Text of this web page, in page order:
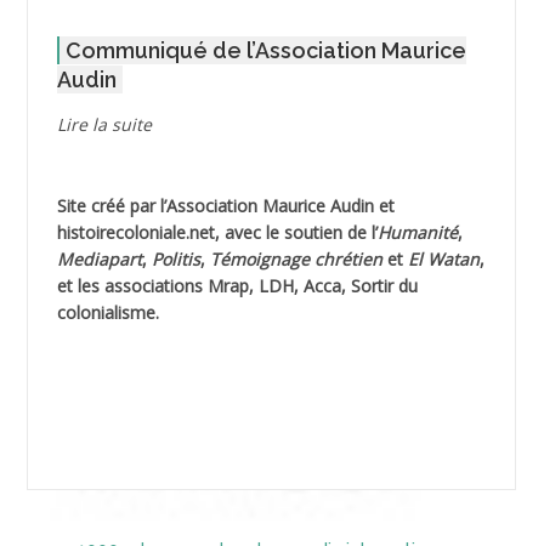
AGOULMINE
AHLOUCHE Mabrouk *
AIBLIED Ahmed
Communiqué de l’Association Maurice
Audin
Lire la suite
Site créé par l’Association Maurice Audinet
histoirecoloniale.net, avec le soutien de l’Humanité,
Mediapart, Politis, Témoignage chrétienet El Watan,
et les associations Mrap, LDH, Acca, Sortir du
colonialisme.